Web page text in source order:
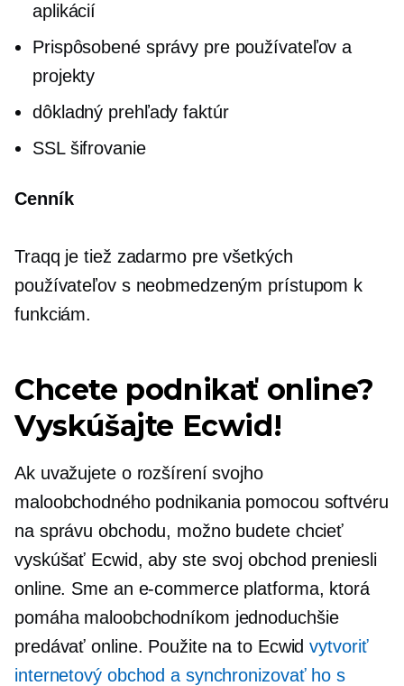
aplikácií
Prispôsobené správy pre používateľov a
projekty
dôkladný prehľady faktúr
SSL šifrovanie
Cenník
Traqq je tiež zadarmo pre všetkých
používateľov s neobmedzeným prístupom k
funkciám.
Chcete podnikať online?
Vyskúšajte Ecwid!
Ak uvažujete o rozšírení svojho
maloobchodného podnikania pomocou softvéru
na správu obchodu, možno budete chcieť
vyskúšať Ecwid, aby ste svoj obchod preniesli
online. Sme an e-commerceplatforma, ktorá
pomáha maloobchodníkom jednoduchšie
predávať online. Použite na to Ecwidvytvoriť
internetový obchod a synchronizovať ho s